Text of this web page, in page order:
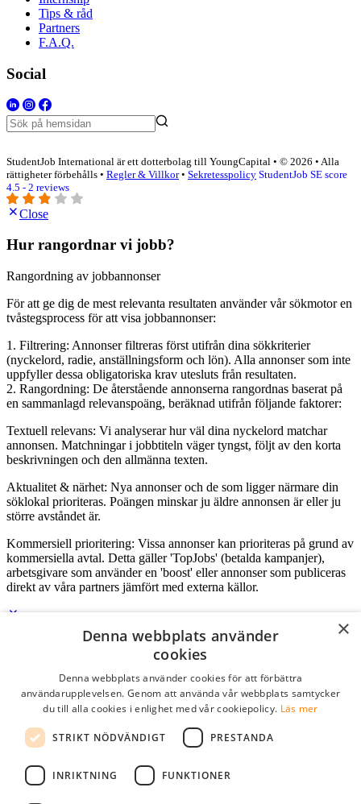
Tips & råd
Partners
F.A.Q.
Social
StudentJob International är ett dotterbolag till YoungCapital • © 2026 • Alla
rättigheter förbehålls • Regler & Villkor• Sekretesspolicy StudentJob SE score
4.5 - 2 reviews
Close
Hur rangordnar vi jobb?
Rangordning av jobbannonser
För att ge dig de mest relevanta resultaten använder vår sökmotor en
tvåstegsprocess för att visa jobbannonser:
1. Filtrering: Annonser filtreras först utifrån dina sökkriterier
(nyckelord, radie, anställningsform och lön). Alla annonser som inte
uppfyller dessa obligatoriska krav utesluts från resultaten.
2. Rangordning: De återstående annonserna rangordnas baserat på
en sammanlagd relevanspoäng, beräknad utifrån följande faktorer:
Textuell relevans: Vi analyserar hur väl dina nyckelord matchar
annonsen. Matchningar i jobbtiteln väger tyngst, följt av den korta
beskrivningen och den allmänna texten.
Aktualitet & närhet: Nya annonser och de som ligger närmare din
söklokal prioriteras. Poängen minskar ju äldre annonsen är eller ju
större avståndet är.
Kommersiell prioritering: Vissa annonser kan prioriteras på grund av
kommersiella avtal. Detta gäller 'TopJobs' (betalda kampanjer),
arbetsgivare som använder en 'boost' eller annonser som publiceras
direkt av våra partners jämfört med externa källor.
Logga in som företag
Lösenord
kom ihåg mig
logga in
×
Denna webbplats använder
cookies
Denna webbplats använder cookies för att förbättra
användarupplevelsen. Genom att använda vår webbplats samtycker
du till alla cookies i enlighet med vår cookiepolicy. Läs mer
STRIKT NÖDVÄNDIGT PRESTANDA
INRIKTNING FUNKTIONER